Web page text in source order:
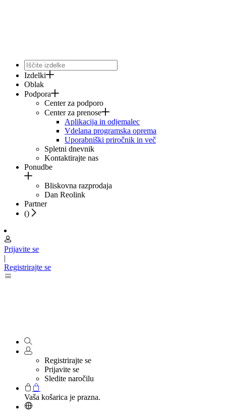
Izdelki
Oblak
Podpora
Center za podporo
Center za prenose
Aplikacija in odjemalec
Vdelana programska oprema
Uporabniški priročnik in več
Spletni dnevnik
Kontaktirajte nas
Ponudbe
Bliskovna razprodaja
Dan Reolink
Partner
()
Prijavite se
|
Registrirajte se
Registrirajte se
Prijavite se
Sledite naročilu
Vaša košarica je prazna.